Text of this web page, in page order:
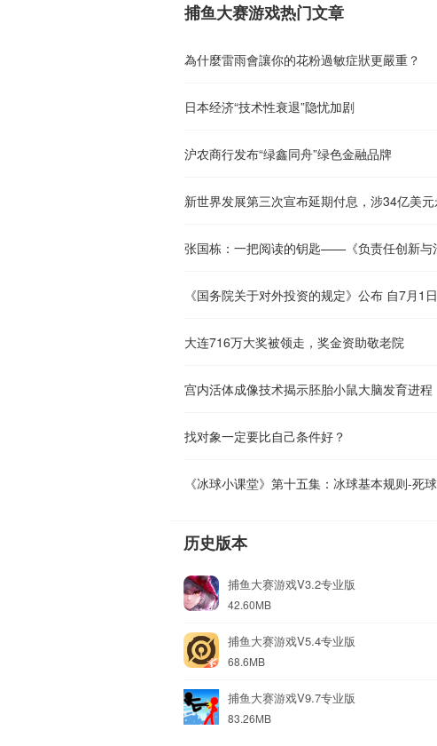
捕鱼大赛游戏热门文章
為什麼雷雨會讓你的花粉過敏症狀更嚴重？
日本经济“技术性衰退”隐忧加剧
沪农商行发布“绿鑫同舟”绿色金融品牌
《国务院关于对外投资的规定》公布 自7月1
大连716万大奖被领走，奖金资助敬老院
宫内活体成像技术揭示胚胎小鼠大脑发育进程
找对象一定要比自己条件好？
《冰球小课堂》第十五集：冰球基本规则-死球
历史版本
捕鱼大赛游戏V3.2专业版
42.60MB
捕鱼大赛游戏V5.4专业版
68.6MB
捕鱼大赛游戏V9.7专业版
83.26MB